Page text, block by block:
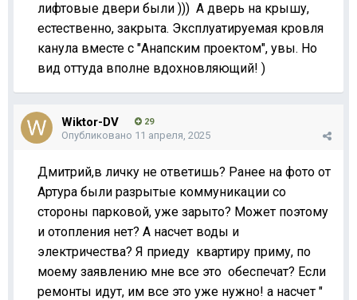
лифтовые двери были ))) А дверь на крышу,
естественно, закрыта. Эксплуатируемая кровля
канула вместе с "Анапским проектом", увы. Но
вид оттуда вполне вдохновляющий! )
Wiktor-DV 29
Опубликовано 11 апреля, 2025
Дмитрий,в личку не ответишь? Ранее на фото от
Артура были разрытые коммуникации со
стороны парковой, уже зарыто? Может поэтому
и отопления нет? А насчет воды и
электричества? Я приеду квартиру приму, по
моему заявлению мне все это обеспечат? Если
ремонты идут, им все это уже нужно! а насчет "